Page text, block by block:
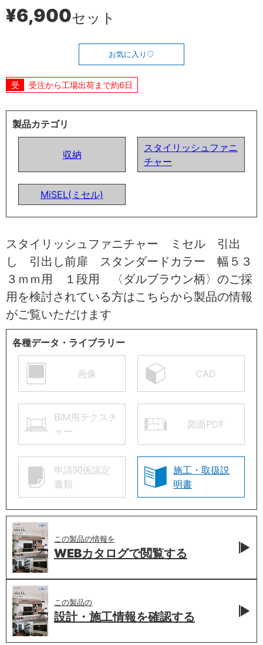
¥6,900セット
お気に入り
受注から工場出荷まで約6日
製品カテゴリ
収納
スタイリッシュファニ
チャー
MiSEL(ミセル)
スタイリッシュファニチャー ミセル 引出
し 引出し前扉 スタンダードカラー 幅５３
３ｍｍ用 １段用 〈ダルブラウン柄〉のご採
用を検討されている方はこちらから製品の情報
がご覧いただけます
各種データ・ライブラリー
画像 CAD
BIM用テクスチ
ャー
図面PDF
申請関係認定
書類
施工・取扱説
明書
この製品の情報を
WEBカタログで閲覧する
この製品の
設計・施工情報を確認する